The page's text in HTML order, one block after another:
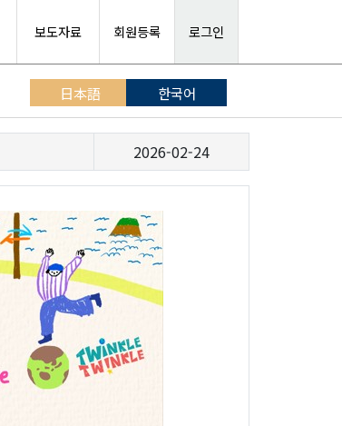
보도자료 회원등록 로그인
日本語 한국어
2026-02-24